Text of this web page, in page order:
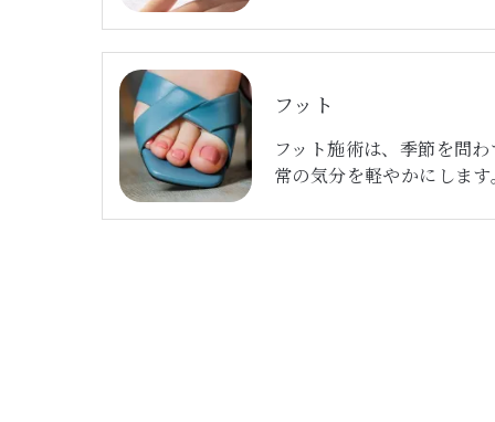
フット
フット施術は、季節を問
常の気分を軽やかにしま